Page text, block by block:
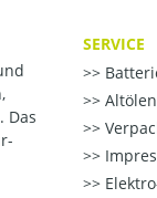
Das
SERVICE